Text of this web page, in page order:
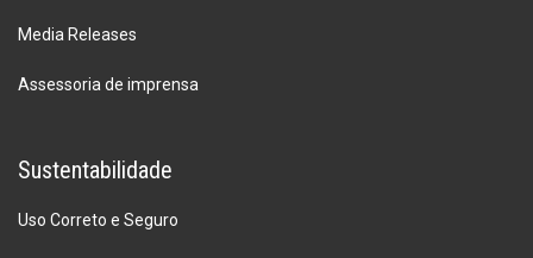
Media Releases
Assessoria de imprensa
Sustentabilidade
Uso Correto e Seguro